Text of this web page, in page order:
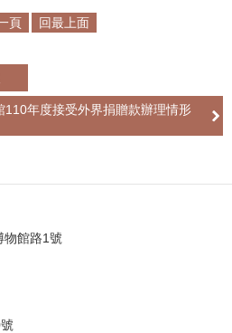
頁 回最上面
110年度接受外界捐贈款辦理情形
物館路1號